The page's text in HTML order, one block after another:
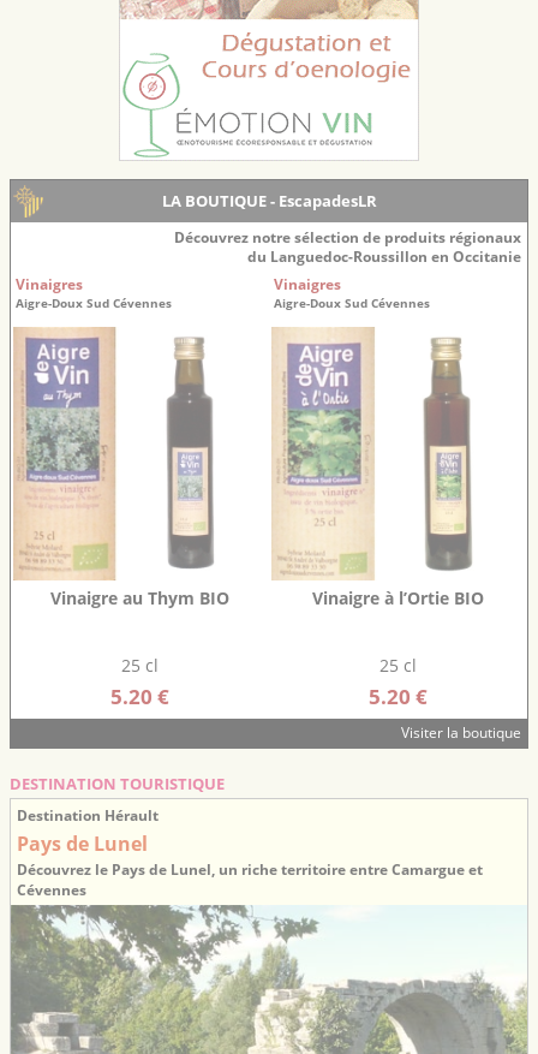
LA BOUTIQUE - EscapadesLR
Découvrez notre sélection de produits régionaux
du Languedoc-Roussillon en Occitanie
Vinaigres
Aigre-Doux Sud Cévennes
Vinaigre au Thym BIO
25 cl
5.20 €
Vinaigres
Aigre-Doux Sud Cévennes
Vinaigre à l’Ortie BIO
25 cl
5.20 €
Visiter la boutique
DESTINATION TOURISTIQUE
Destination Hérault
Pays de Lunel
Découvrez le Pays de Lunel, un riche territoire entre Camargue et
Cévennes